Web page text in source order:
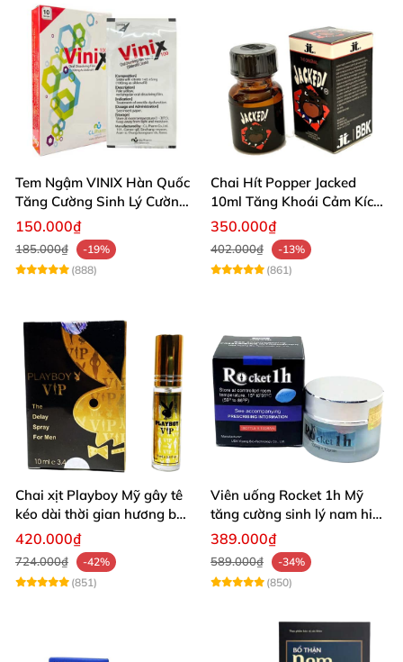
Tem Ngậm VINIX Hàn Quốc
Tăng Cường Sinh Lý Cường
Dương
150.000₫
185.000₫
-19%
(888)
Chai Hít Popper Jacked
10ml Tăng Khoái Cảm Kích
Thích Mạnh
350.000₫
402.000₫
-13%
(861)
Chai xịt Playboy Mỹ gây tê
kéo dài thời gian hương bạc
hà
420.000₫
724.000₫
-42%
(851)
Viên uống Rocket 1h Mỹ
tăng cường sinh lý nam hiệu
quả
389.000₫
589.000₫
-34%
(850)